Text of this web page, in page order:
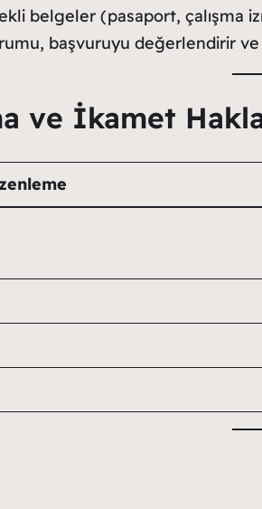
belgeler (pasaport, çalışma
başvuruyu değerlendirir ve
ve İkamet